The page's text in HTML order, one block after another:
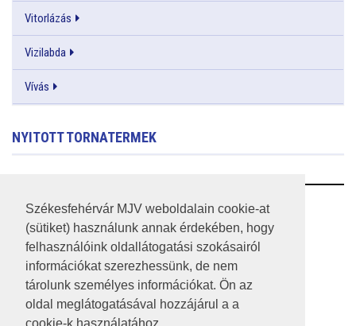
Székesfehérvár MJV weboldalain cookie-at
(sütiket) használunk annak érdekében, hogy
felhasználóink oldallátogatási szokásairól
információkat szerezhessünk, de nem
tárolunk személyes információkat. Ön az
oldal meglátogatásával hozzájárul a a
Vitorlázás
Vizilabda
Vívás
NYITOTT TORNATERMEK
RSS
A HONLAP 2017.03.31-I ÁLLAPOTA
JOGI NYILATKOZAT
IMPRESSZUM